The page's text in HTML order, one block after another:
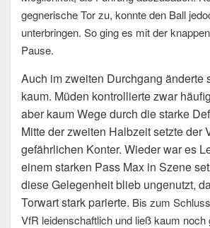
gegnerische Tor zu, konnte den Ball
unterbringen. So ging es mit der
Pause.
Auch im zweiten Durchgang änderte
kaum. Müden kontrollierte zwar
aber kaum Wege durch die starke
Mitte der zweiten Halbzeit setzte der
gefährlichen Konter. Wieder war es
einem starken Pass Max in Szene
diese Gelegenheit blieb ungenutzt,
Torwart stark parierte. Bis zum
VfR leidenschaftlich und ließ kaum noch